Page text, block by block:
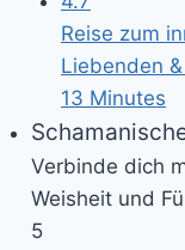
Reise zum
Liebenden
13 Minutes
Verbinde dich
Weisheit und
5